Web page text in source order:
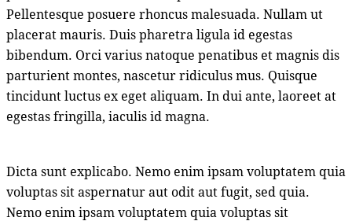
Pellentesque posuere rhoncus malesuada. Nullam ut
placerat mauris. Duis pharetra ligula id egestas
bibendum. Orci varius natoque penatibus et magnis dis
parturient montes, nascetur ridiculus mus. Quisque
tincidunt luctus ex eget aliquam. In dui ante, laoreet at
egestas fringilla, iaculis id magna.
Dicta sunt explicabo. Nemo enim ipsam voluptatem quia
voluptas sit aspernatur aut odit aut fugit, sed quia.
Nemo enim ipsam voluptatem quia voluptas sit